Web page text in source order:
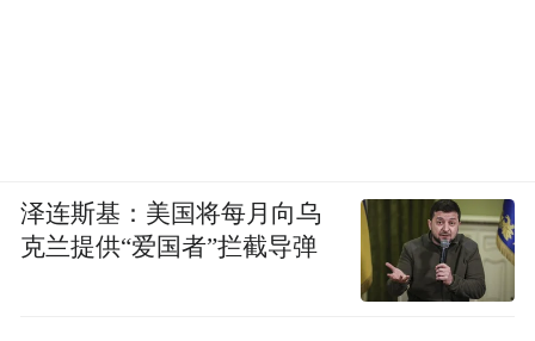
泽连斯基：美国将每月向乌
克兰提供“爱国者”拦截导弹